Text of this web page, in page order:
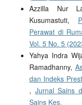
Azzilla Nur
Kusumastuti,
Perawat di
Vol. 5 No. 5
Yahya Indra
Ramadhanny,
dan Indeks
, Jurnal Sains
Sains Kes.